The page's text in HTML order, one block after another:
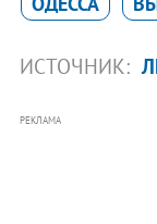
ИСТОЧНИК:
РЕКЛАМА